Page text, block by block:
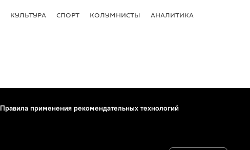
КУЛЬТУРА СПОРТ КОЛУМНИСТЫ АНАЛИТИКА
Правила применения рекомендательных технологий